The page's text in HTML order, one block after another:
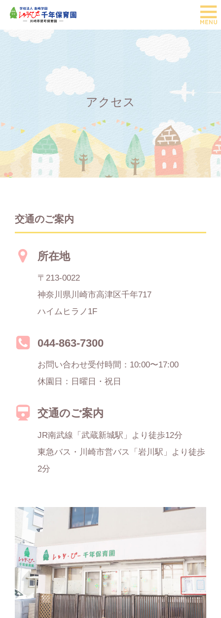
アクセス
交通のご案内
所在地
〒213-0022
神奈川県川崎市高津区千年717
ハイムヒラノ1F
044-863-7300
お問い合わせ受付時間：10:00〜17:00
休園日：日曜日・祝日
交通のご案内
JR南武線「武蔵新城駅」より徒歩12分
東急バス・川崎市営バス「岩川駅」より徒歩
2分